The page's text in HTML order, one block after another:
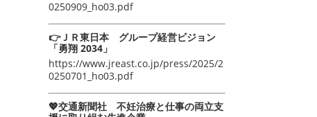
0250909_ho03.pdf
👉ＪＲ東日本 グループ経営ビジョン
「勇翔 2034」
https://www.jreast.co.jp/press/2025/2
0250701_ho03.pdf
💖交通新聞社 不妊治療と仕事の両立支